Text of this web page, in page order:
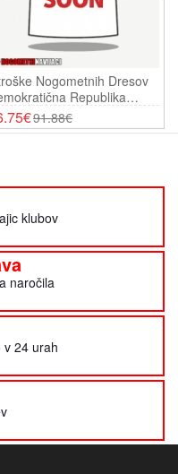
Nogometnih Dresov
Republika
Yoane Wissa #20
SP 2026 Kratki
91.88€
klubov
naročila
v 24 urah